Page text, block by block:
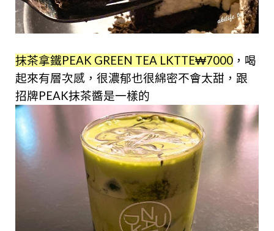
抹茶拿鐵PEAK GREEN TEA LKTTE₩7000 ，喝
起來有層次感，很濃郁也很綿密不會太甜，跟
招牌PEAK抹茶醬是一樣的